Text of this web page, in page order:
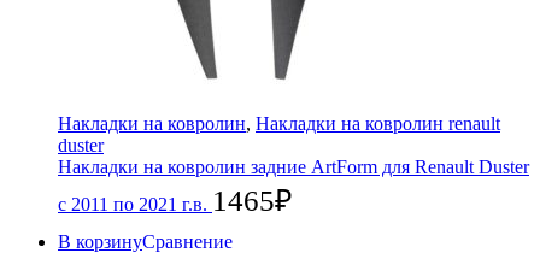
Накладки на ковролин, Накладки на ковролин renault
duster
Накладки на ковролин задние ArtForm для Renault Duster
с 2011 по 2021 г.в. 1465₽
В корзинуСравнение